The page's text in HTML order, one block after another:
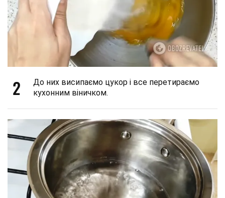
2
До них висипаємо цукор і все перетираємо
кухонним віничком.